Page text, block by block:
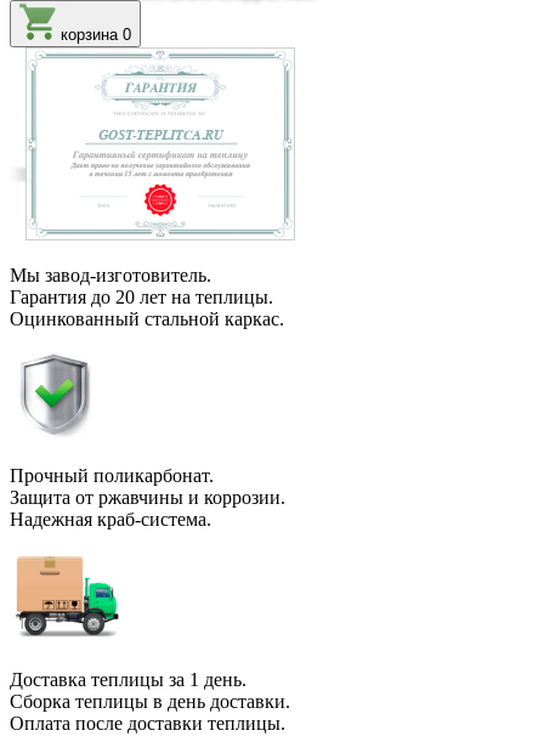
корзина 0
Мы завод-изготовитель.
Гарантия до 20 лет на теплицы.
Оцинкованный стальной каркас.
Прочный поликарбонат.
Защита от ржавчины и коррозии.
Надежная краб-система.
Доставка теплицы за 1 день.
Сборка теплицы в день доставки.
Оплата после доставки теплицы.